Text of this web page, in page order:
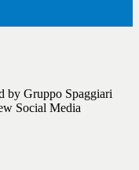
by Gruppo Spaggiari
Social Media